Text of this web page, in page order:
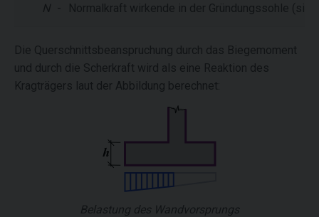
N - Normalkraft wirkende in der Gründungssohle
Die Querschnittsbeanspruchung durch das Biegemoment
und durch die Scherkraft wird als eine Reaktion des
Kragträgers laut der Abbildung berechnet:
Belastung des Wandvorsprungs